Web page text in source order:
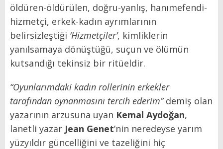
öldüren-öldürülen, doğru-yanlış, hanımefendi-
hizmetçi, erkek-kadın ayrımlarının
belirsizleştiği ‘Hizmetçiler’, kimliklerin
yanılsamaya dönüştüğü, suçun ve ölümün
kutsandığı tekinsiz bir ritüeldir.
“Oyunlarımdaki kadın rollerinin erkekler
tarafından oynanmasını tercih ederim”demiş olan
yazarının arzusuna uyan Kemal Aydoğan,
lanetli yazar Jean Genet’nin neredeyse yarım
yüzyıldır güncelliğini ve tazeliğini hiç